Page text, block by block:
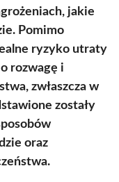
jakie
Pomimo
ryzyko utraty
rozwagę i
zwłaszcza w
zostały
oraz